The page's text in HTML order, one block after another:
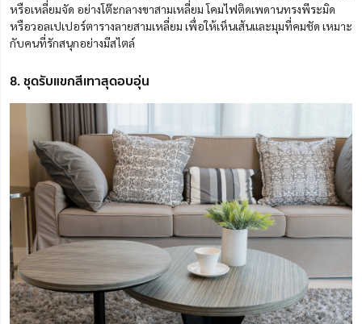
หรือเหลี่ยมจัด อย่างโต๊ะกลางขาสามเหลี่ยม โคมไฟติดเพดานทรงพีระมิด
หรือวอลเปเปอร์ตารางลายสามเหลี่ยม เพื่อให้เห็นเส้นและมุมที่คมชัด เหมาะ
กับคนที่รักสนุกอย่างมีสไตล์
8. ชุดรับแขกสีเทาสุดอบอุ่น